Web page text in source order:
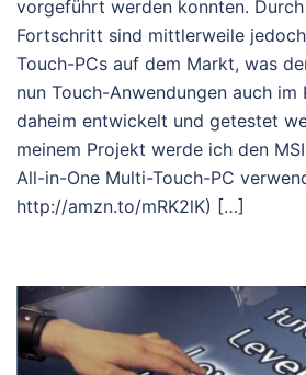
vorgeführt werden konnten.
Fortschritt sind mittlerweile
Touch-PCs auf dem Markt, was
nun Touch-Anwendungen auch im
daheim entwickelt und getestet
meinem Projekt werde ich den
All-in-One Multi-Touch-PC
http://amzn.to/mRK2lK) […]